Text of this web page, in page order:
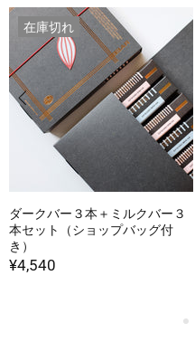
在庫切れ
ダークバー３本＋ミルクバー３
本セット（ショップバッグ付
き）
¥4,540